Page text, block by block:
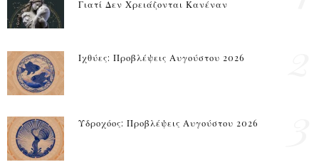
Γιατί Δεν Χρειάζονται Κανέναν
Ιχθύες: Προβλέψεις Αυγούστου 2026
Υδροχόος: Προβλέψεις Αυγούστου 2026